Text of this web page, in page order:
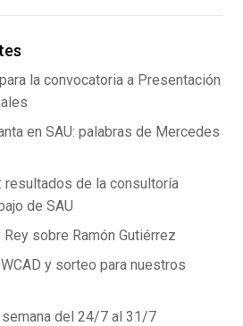
p
p
la convocatoria a Presentación
en SAU: palabras de Mercedes
resultados de la consultoría
de SAU
sobre Ramón Gutiérrez
y sorteo para nuestros
del 24/7 al 31/7